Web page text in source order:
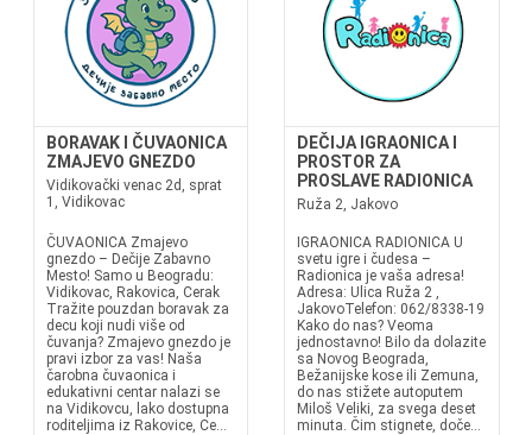
BORAVAK I ČUVAONICA
ZMAJEVO GNEZDO
Vidikovački venac 2d, sprat
1, Vidikovac
ČUVAONICA Zmajevo
gnezdo – Dečije Zabavno
Mesto! Samo u Beogradu:
Vidikovac, Rakovica, Cerak
Tražite pouzdan boravak za
decu koji nudi više od
čuvanja? Zmajevo gnezdo je
pravi izbor za vas! Naša
čarobna čuvaonica i
edukativni centar nalazi se
na Vidikovcu, lako dostupna
roditeljima iz Rakovice, Ce...
DEČIJA IGRAONICA I
PROSTOR ZA
PROSLAVE RADIONICA
Ruža 2, Jakovo
IGRAONICA RADIONICA U
svetu igre i čudesa –
Radionica je vaša adresa!
Adresa: Ulica Ruža 2 ,
JakovoTelefon: 062/8338-19
Kako do nas? Veoma
jednostavno! Bilo da dolazite
sa Novog Beograda,
Bežanijske kose ili Zemuna,
do nas stižete autoputem
Miloš Veliki, za svega deset
minuta. Čim stignete, doče...